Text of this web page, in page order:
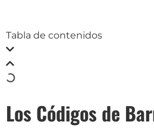
Tabla de contenidos
Los Códigos de